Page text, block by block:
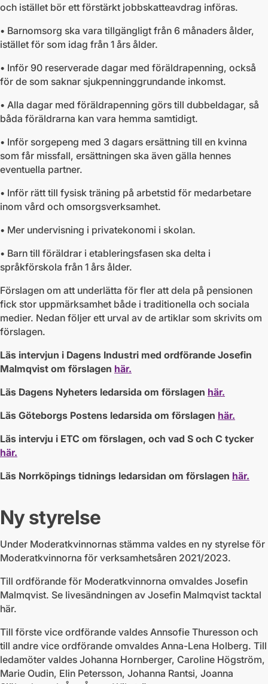
och istället bör ett förstärkt jobbskatteavdrag införas.
• Barnomsorg ska vara tillgängligt från 6 månaders ålder,
istället för som idag från 1 års ålder.
• Inför 90 reserverade dagar med föräldrapenning, också
för de som saknar sjukpenninggrundande inkomst.
• Alla dagar med föräldrapenning görs till dubbeldagar, så
båda föräldrarna kan vara hemma samtidigt.
• Inför sorgepeng med 3 dagars ersättning till en kvinna
som får missfall, ersättningen ska även gälla hennes
eventuella partner.
• Inför rätt till fysisk träning på arbetstid för medarbetare
inom vård och omsorgsverksamhet.
• Mer undervisning i privatekonomi i skolan.
• Barn till föräldrar i etableringsfasen ska delta i
språkförskola från 1 års ålder.
Förslagen om att underlätta för fler att dela på pensionen
fick stor uppmärksamhet både i traditionella och sociala
medier. Nedan följer ett urval av de artiklar som skrivits om
förslagen.
Läs intervjun i Dagens Industri med ordförande Josefin
Malmqvist om förslagen här.
Läs Dagens Nyheters ledarsida om förslagen här.
Läs Göteborgs Postens ledarsida om förslagen här.
Läs intervju i ETC om förslagen, och vad S och C tycker
här.
Läs Norrköpings tidnings ledarsidan om förslagen här.
Ny styrelse
Under Moderatkvinnornas stämma valdes en ny styrelse för
Moderatkvinnorna för verksamhetsåren 2021/2023.
Till ordförande för Moderatkvinnorna omvaldes Josefin
Malmqvist. Se livesändningen av Josefin Malmqvist tacktal
här.
Till förste vice ordförande valdes Annsofie Thuresson och
till andre vice ordförande omvaldes Anna-Lena Holberg. Till
ledamöter valdes Johanna Hornberger, Caroline Högström,
Marie Oudin, Elin Petersson, Johanna Rantsi, Joanna